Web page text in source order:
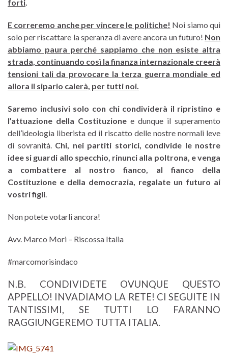
forti.
E correremo anche per vincere le politiche! Noi siamo qui
solo per riscattare la speranza di avere ancora un futuro! Non
abbiamo paura perché sappiamo che non esiste altra
strada, continuando così la finanza internazionale creerà
tensioni tali da provocare la terza guerra mondiale ed
allora il sipario calerà, per tutti noi.
Saremo inclusivi solo con chi condividerà il ripristino e
l’attuazione della Costituzione e dunque il superamento
dell’ideologia liberista ed il riscatto delle nostre normali leve
di sovranità. Chi, nei partiti storici, condivide le nostre
idee si guardi allo specchio, rinunci alla poltrona, e venga
a combattere al nostro fianco, al fianco della
Costituzione e della democrazia, regalate un futuro ai
vostri figli.
Non potete votarli ancora!
Avv. Marco Mori – Riscossa Italia
#marcomorisindaco
N.B. CONDIVIDETE OVUNQUE QUESTO
APPELLO! INVADIAMO LA RETE! CI SEGUITE IN
TANTISSIMI, SE TUTTI LO FARANNO
RAGGIUNGEREMO TUTTA ITALIA.